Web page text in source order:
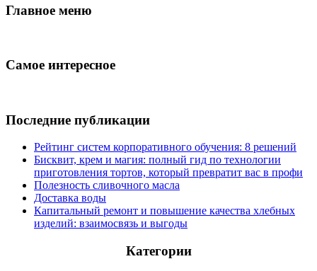
Главное меню
Самое интересное
Последние публикации
Рейтинг систем корпоративного обучения: 8 решений
Бисквит, крем и магия: полный гид по технологии
приготовления тортов, который превратит вас в профи
Полезность сливочного масла
Доставка воды
Капитальный ремонт и повышение качества хлебных
изделий: взаимосвязь и выгоды
Категории